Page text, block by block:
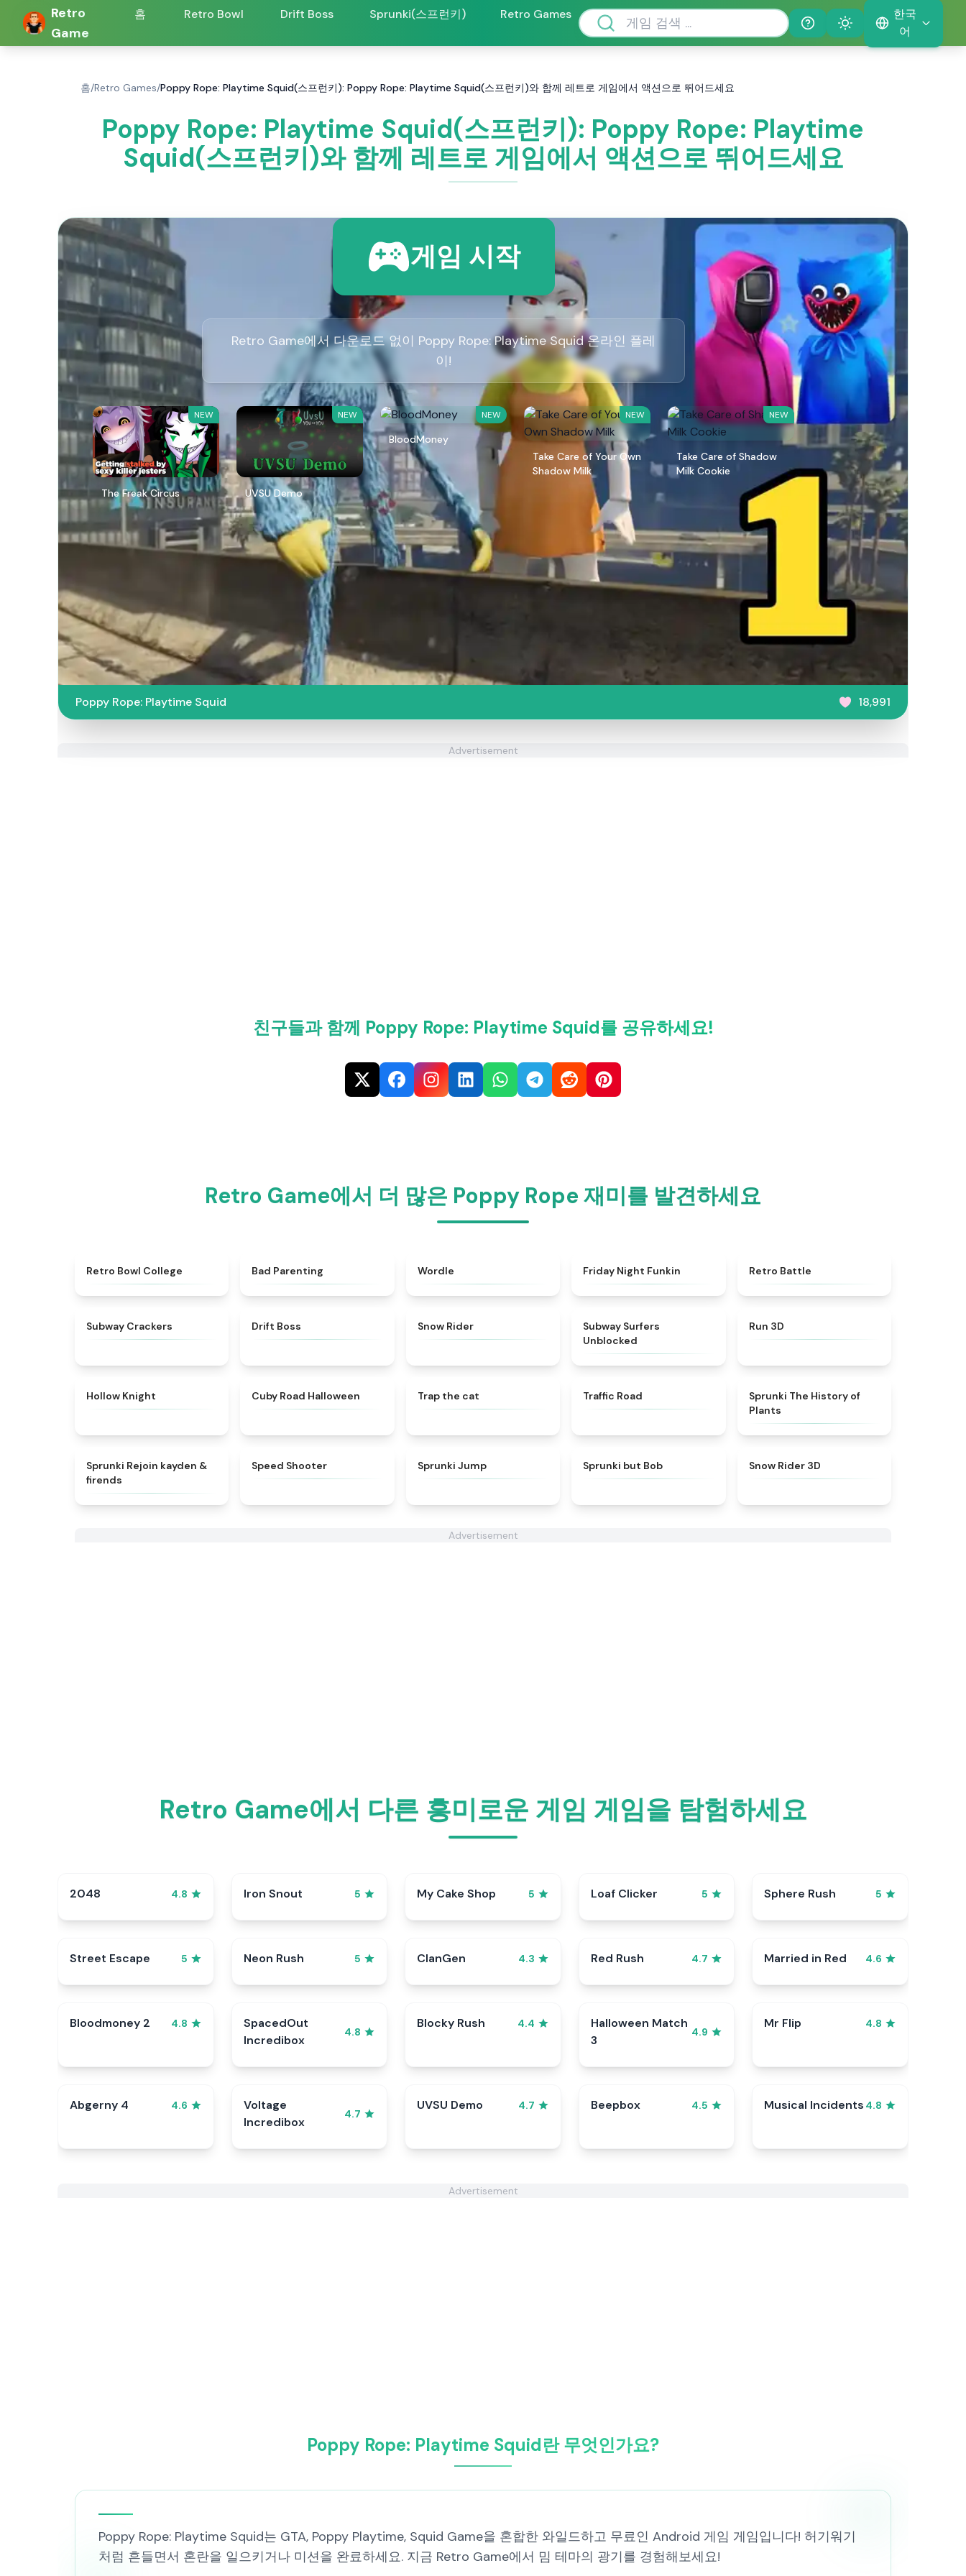
Retro
Game
홈 Retro Bowl Drift Boss Sprunki(스프런키)
Retro Games
Help
Theme
한국
어
홈/Retro Games/Poppy Rope: Playtime Squid(스프런키): Poppy Rope: Playtime Squid(스프런키)와 함께 레트로 게임에서 액션으로 뛰어드세요
Poppy Rope: Playtime Squid(스프런키): Poppy Rope: Playtime
Squid(스프런키)와 함께 레트로 게임에서 액션으로 뛰어드세요
게임 시작
Retro Game에서 다운로드 없이 Poppy Rope: Playtime Squid 온라인 플레
이!
NEW
The Freak Circus
NEW
UVSU Demo
NEW
BloodMoney
NEW
Take Care of Your Own
Shadow Milk
NEW
Take Care of Shadow
Milk Cookie
Poppy Rope: Playtime Squid 18,991
Advertisement
친구들과 함께 Poppy Rope: Playtime Squid를 공유하세요!
Retro Game에서 더 많은 Poppy Rope 재미를 발견하세요
Retro Bowl College Bad Parenting Wordle Friday Night Funkin Retro Battle
Subway Crackers Drift Boss Snow Rider
Subway Surfers
Unblocked
Run 3D
Hollow Knight Cuby Road Halloween Trap the cat Traffic Road ★
Sprunki The History of
Plants
★4.5
Sprunki Rejoin kayden &
firends
Speed Shooter Sprunki Jump Sprunki but Bob Snow Rider 3D
Advertisement
Retro Game에서 다른 흥미로운 게임 게임을 탐험하세요
2048 4.8 Iron Snout 5 My Cake Shop 5 Loaf Clicker 5 Sphere Rush 5
Street Escape 5 Neon Rush 5 ClanGen 4.3 Red Rush 4.7 Married in Red 4.6
Bloodmoney 2 4.8
SpacedOut
Incredibox
4.8
Blocky Rush 4.4
Halloween Match
3
4.9
Mr Flip 4.8
Abgerny 4 4.6
Voltage
Incredibox
4.7
UVSU Demo 4.7 Beepbox 4.5 Musical Incidents 4.8
Advertisement
Poppy Rope: Playtime Squid란 무엇인가요?
Poppy Rope: Playtime Squid는 GTA, Poppy Playtime, Squid Game을 혼합한 와일드하고 무료인 Android 게임 게임입니다! 허기워기
처럼 흔들면서 혼란을 일으키거나 미션을 완료하세요. 지금 Retro Game에서 밈 테마의 광기를 경험해보세요!